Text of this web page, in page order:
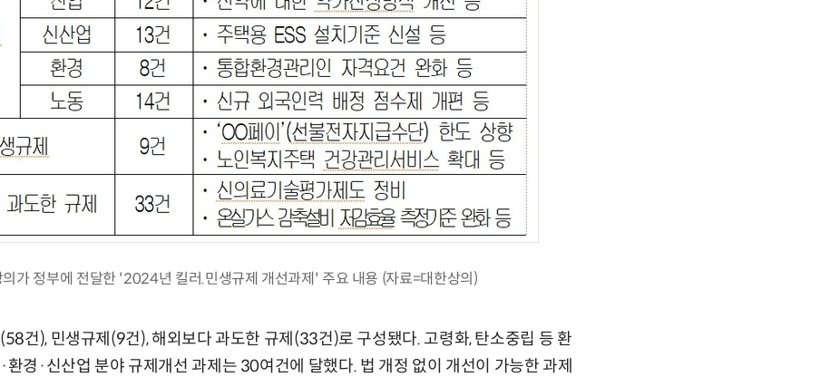
의가 정부에 전달한 '2024년 킬러.민생규제 개선과제' 주요 내용 (자료=대한상의)
건), 민생규제(9건), 해외보다 과도한 규제(33건)로 구성됐다. 고령화, 탄소중립 등 환
환경·신산업 분야 규제개선 과제는 30여건에 달했다. 법 개정 없이 개선이 가능한 과제